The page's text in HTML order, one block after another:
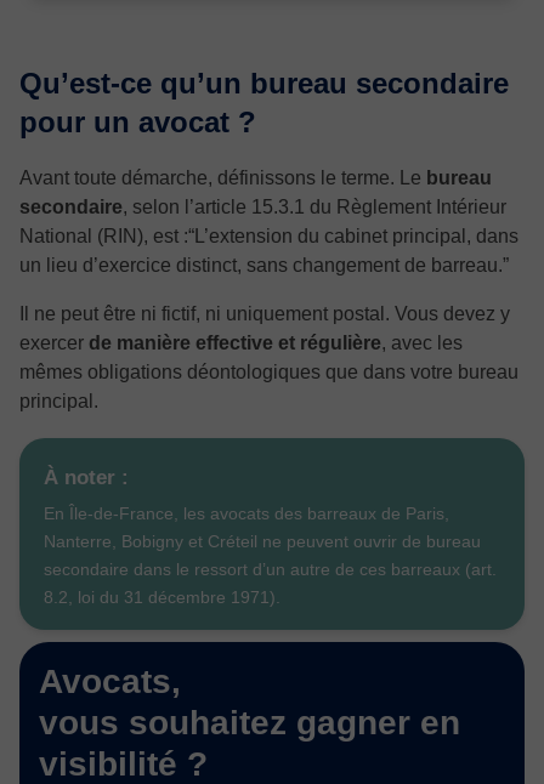
Qu’est-ce qu’un bureau secondaire
pour un avocat ?
Avant toute démarche, définissons le terme. Le bureau
secondaire, selon l’article 15.3.1 du Règlement Intérieur
National (RIN), est :“L’extension du cabinet principal, dans
un lieu d’exercice distinct, sans changement de barreau.”
Il ne peut être ni fictif, ni uniquement postal. Vous devez y
exercer de manière effective et régulière, avec les
mêmes obligations déontologiques que dans votre bureau
principal.
À noter :
En Île-de-France, les avocats des barreaux de Paris,
Nanterre, Bobigny et Créteil ne peuvent ouvrir de bureau
secondaire dans le ressort d’un autre de ces barreaux (art.
8.2, loi du 31 décembre 1971).
Avocats,
vous souhaitez gagner en
visibilité ?